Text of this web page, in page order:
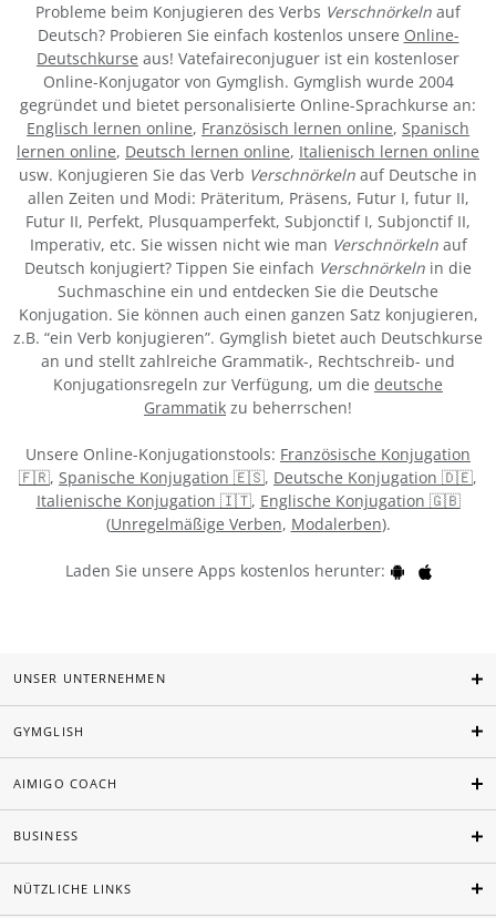
Probleme beim Konjugieren des Verbs Verschnörkeln auf
Deutsch? Probieren Sie einfach kostenlos unsere Online-
Deutschkurse aus! Vatefaireconjuguer ist ein kostenloser
Online-Konjugator von Gymglish. Gymglish wurde 2004
gegründet und bietet personalisierte Online-Sprachkurse an:
Englisch lernen online, Französisch lernen online, Spanisch
lernen online, Deutsch lernen online, Italienisch lernen online
usw. Konjugieren Sie das Verb Verschnörkeln auf Deutsche in
allen Zeiten und Modi: Präteritum, Präsens, Futur I, futur II,
Futur II, Perfekt, Plusquamperfekt, Subjonctif I, Subjonctif II,
Imperativ, etc. Sie wissen nicht wie man Verschnörkelnauf
Deutsch konjugiert? Tippen Sie einfach Verschnörkeln in die
Suchmaschine ein und entdecken Sie die Deutsche
Konjugation. Sie können auch einen ganzen Satz konjugieren,
z.B. “ein Verb konjugieren”. Gymglish bietet auch Deutschkurse
an und stellt zahlreiche Grammatik-, Rechtschreib- und
Konjugationsregeln zur Verfügung, um die deutsche
Grammatik zu beherrschen!
Unsere Online-Konjugationstools: Französische Konjugation
🇫🇷, Spanische Konjugation 🇪🇸, Deutsche Konjugation 🇩🇪,
Italienische Konjugation 🇮🇹, Englische Konjugation 🇬🇧
(Unregelmäßige Verben, Modalerben).
Laden Sie unsere Apps kostenlos herunter:
UNSER UNTERNEHMEN
GYMGLISH
AIMIGO COACH
BUSINESS
NÜTZLICHE LINKS